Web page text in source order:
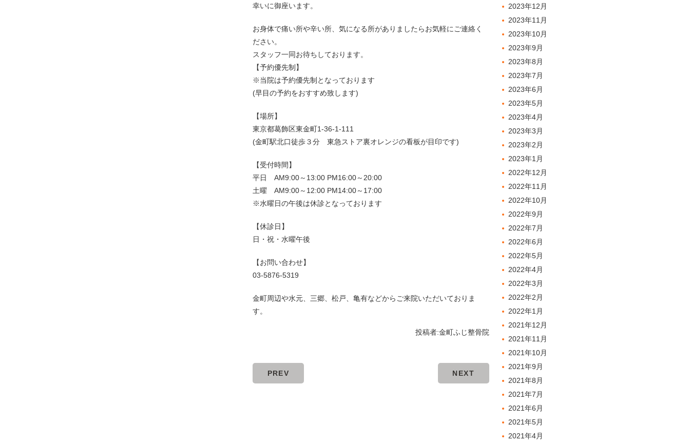
幸いに御座います。
お身体で痛い所や辛い所、気になる所がありましたらお気軽にご連絡く
ださい。
スタッフ一同お待ちしております。
【予約優先制】
※当院は予約優先制となっております
(早目の予約をおすすめ致します)
【場所】
東京都葛飾区東金町1-36-1-111
(金町駅北口徒歩３分 東急ストア裏オレンジの看板が目印です)
【受付時間】
平日 AM9:00～13:00 PM16:00～20:00
土曜 AM9:00～12:00 PM14:00～17:00
※水曜日の午後は休診となっております
【休診日】
日・祝・水曜午後
【お問い合わせ】
03-5876-5319
金町周辺や水元、三郷、松戸、亀有などからご来院いただいておりま
す。
投稿者:金町ふじ整骨院
PREV NEXT
2023年12月
2023年11月
2023年10月
2023年9月
2023年8月
2023年7月
2023年6月
2023年5月
2023年4月
2023年3月
2023年2月
2023年1月
2022年12月
2022年11月
2022年10月
2022年9月
2022年7月
2022年6月
2022年5月
2022年4月
2022年3月
2022年2月
2022年1月
2021年12月
2021年11月
2021年10月
2021年9月
2021年8月
2021年7月
2021年6月
2021年5月
2021年4月